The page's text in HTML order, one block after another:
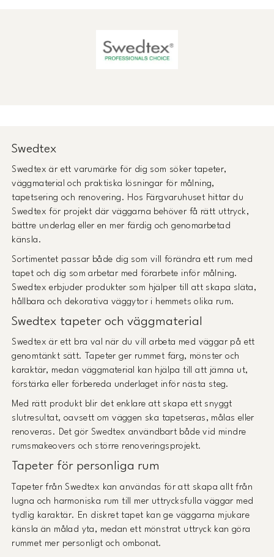
Swedtex
Swedtex är ett varumärke för dig som söker tapeter,
väggmaterial och praktiska lösningar för målning,
tapetsering och renovering. Hos Färgvaruhuset hittar du
Swedtex för projekt där väggarna behöver få rätt uttryck,
bättre underlag eller en mer färdig och genomarbetad
känsla.
Sortimentet passar både dig som vill förändra ett rum med
tapet och dig som arbetar med förarbete inför målning.
Swedtex erbjuder produkter som hjälper till att skapa släta,
hållbara och dekorativa väggytor i hemmets olika rum.
Swedtex tapeter och väggmaterial
Swedtex är ett bra val när du vill arbeta med väggar på ett
genomtänkt sätt. Tapeter ger rummet färg, mönster och
karaktär, medan väggmaterial kan hjälpa till att jämna ut,
förstärka eller förbereda underlaget inför nästa steg.
Med rätt produkt blir det enklare att skapa ett snyggt
slutresultat, oavsett om väggen ska tapetseras, målas eller
renoveras. Det gör Swedtex användbart både vid mindre
rumsmakeovers och större renoveringsprojekt.
Tapeter för personliga rum
Tapeter från Swedtex kan användas för att skapa allt från
lugna och harmoniska rum till mer uttrycksfulla väggar med
tydlig karaktär. En diskret tapet kan ge väggarna mjukare
känsla än målad yta, medan ett mönstrat uttryck kan göra
rummet mer personligt och ombonat.